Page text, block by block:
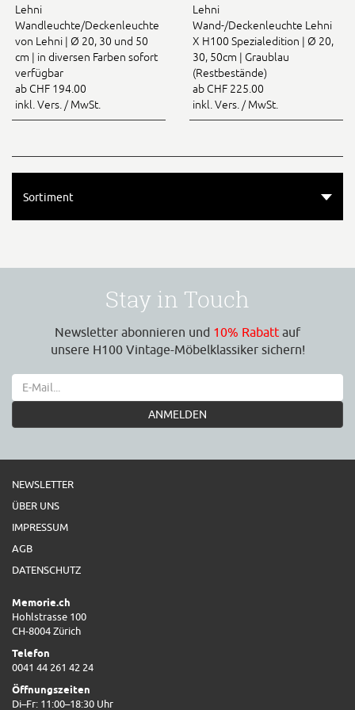
Lehni
Wandleuchte/Deckenleuchte
von Lehni | Ø 20, 30 und 50
cm | in diversen Farben sofort
verfügbar
ab CHF 194.00
inkl. Vers. / MwSt.
Lehni
Wand-/Deckenleuchte Lehni
X H100 Spezialedition | Ø 20,
30, 50cm | Graublau
(Restbestände)
ab CHF 225.00
inkl. Vers. / MwSt.
Sortiment
Stay in Touch
Newsletter abonnieren und 10% Rabatt auf
unsere H100 Vintage-Möbelklassiker sichern!
ANMELDEN
NEWSLETTER
ÜBER UNS
IMPRESSUM
AGB
DATENSCHUTZ
Memorie.ch
Hohlstrasse 100
CH-8004 Zürich
Telefon
0041 44 261 42 24
Öffnungszeiten
Di–Fr: 11:00–18:30 Uhr